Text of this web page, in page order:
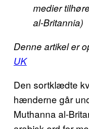
medier
al-Britannia)
Denne artikel er
UK
Den sortklædte
hænderne går
Muthanna al-